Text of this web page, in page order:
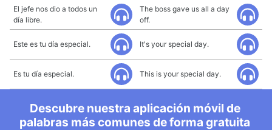
El jefe nos dio a todos un
día libre.
The boss gave us all a day
off.
Este es tu día especial. It's your special day.
Es tu día especial. This is your special day.
Descubre nuestra aplicación móvil de
palabras más comunes de forma gratuita